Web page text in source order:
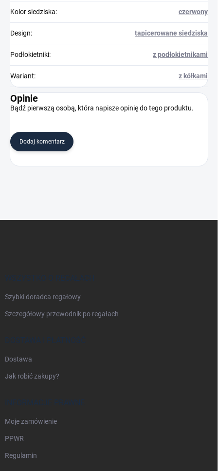
Kolor siedziska: czerwony
Design: tapicerowane siedziska
Podłokietniki: z podłokietnikami
Wariant: z kółkami
Opinie
Bądź pierwszą osobą, która napisze opinię do tego produktu.
Dodaj komentarz
WSZYSTKO O REGAŁACH
Szybki doradca regałowy
Szczegółowy przewodnik po regałach
DOSTAWA I PŁATNOŚĆ
Dostawa
Jak robić zakupy?
INFORMACJE PRAWNE
Moje zamówienie
PPWR
Regulamin